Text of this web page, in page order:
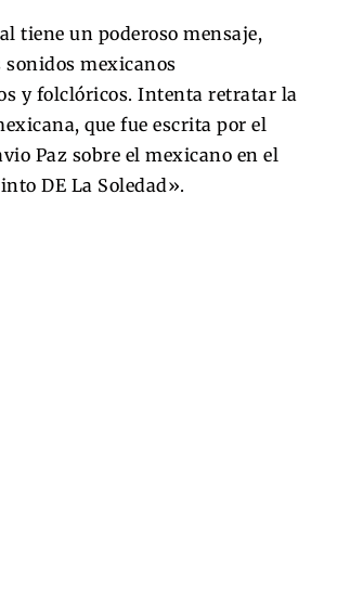
tiene un poderoso mensaje,
mexicanos
y folclóricos. Intenta retratar la
que fue escrita por el
Paz sobre el mexicano en el
DE La Soledad».